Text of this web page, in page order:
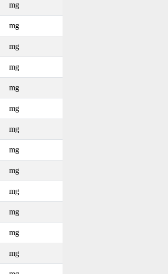
mg
mg
mg
mg
mg
mg
mg
mg
mg
mg
mg
mg
mg